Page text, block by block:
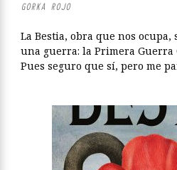
GORKA ROJO
La Bestia, obra que nos
una guerra: la Primera Guerra
Pues seguro que sí, pero me